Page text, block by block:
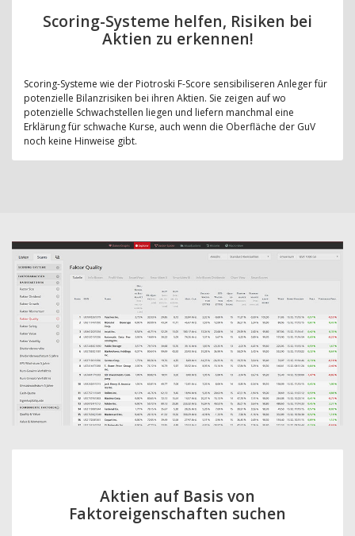
Scoring-Systeme helfen, Risiken bei
Aktien zu erkennen!
Scoring-Systeme wie der Piotroski F-Score sensibiliseren Anleger für
potenzielle Bilanzrisiken bei ihren Aktien. Sie zeigen auf wo
potenzielle Schwachstellen liegen und liefern manchmal eine
Erklärung für schwache Kurse, auch wenn die Oberfläche der GuV
noch keine Hinweise gibt.
Aktien auf Basis von
Faktoreigenschaften suchen